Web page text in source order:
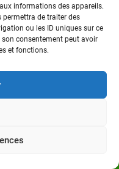
informations des appareils.
permettra de traiter des
ou les ID uniques sur ce
consentement peut avoir
et fonctions.